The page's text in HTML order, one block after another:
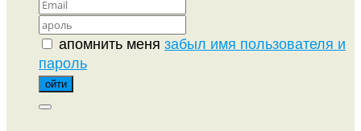
апомнить меня забыл имя пользователя и
пароль